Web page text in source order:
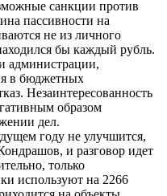
санкции против
пассивности на
не из личного
бы каждый рубль.
администрации,
в бюджетных
Незаинтересованность
образом
дел.
году не улучшится,
и разговор идет
только
используют на 2266